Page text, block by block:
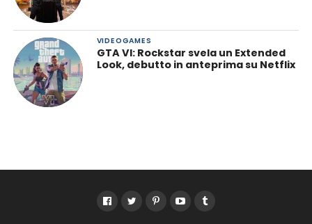
VIDEOGAMES
GTA VI: Rockstar svela un Extended
Look, debutto in anteprima su Netflix